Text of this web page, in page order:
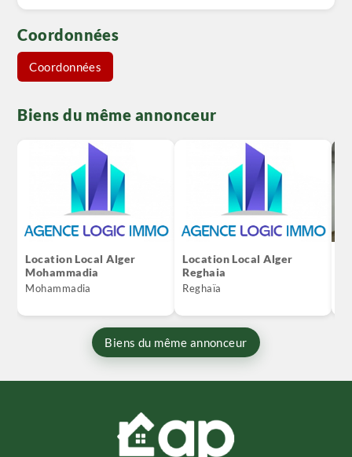
Coordonnées
Coordonnées
Biens du même annonceur
Location Local Alger
Mohammadia
Mohammadia
Location Local Alger
Reghaia
Reghaïa
Biens du même annonceur